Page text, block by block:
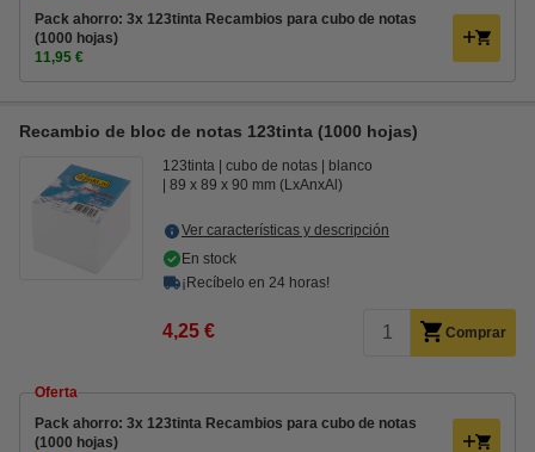
Pack ahorro: 3x 123tinta Recambios para cubo de notas
(1000 hojas)
11,95 €
Recambio de bloc de notas 123tinta (1000 hojas)
123tinta cubo de notas
blanco
89 x 89 x 90 mm (LxAnxAl)
Ver características y descripción
En stock
¡Recíbelo en 24 horas!
4,25 € Comprar
Oferta
Pack ahorro: 3x 123tinta Recambios para cubo de notas
(1000 hojas)